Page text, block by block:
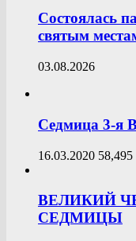
Состоялась
святым
03.08.2026
Седмица 3-я
16.03.2020 58,495
ВЕЛИКИЙ
СЕДМИЦЫ